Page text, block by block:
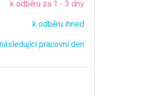
k odběru za 1 - 3 dny
k odběru ihned
pracovní den